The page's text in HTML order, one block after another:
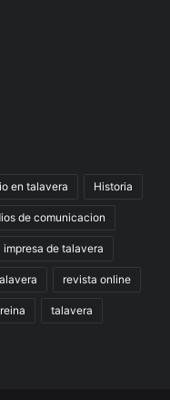
en talavera Historia
de comunicacion
impresa de talavera
revista online
talavera